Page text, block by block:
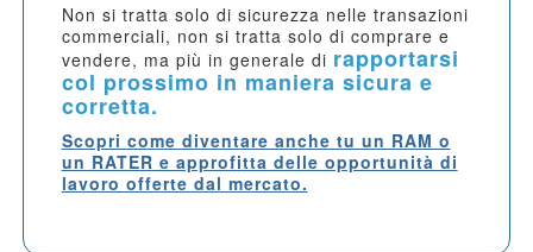
Non si tratta solo di sicurezza nelle transazioni
commerciali, non si tratta solo di comprare e
vendere, ma più in generale di rapportarsi
col prossimo in maniera sicura e
corretta.
Scopri come diventare anche tu un RAM o
un RATER e approfitta delle opportunità di
lavoro offerte dal mercato.